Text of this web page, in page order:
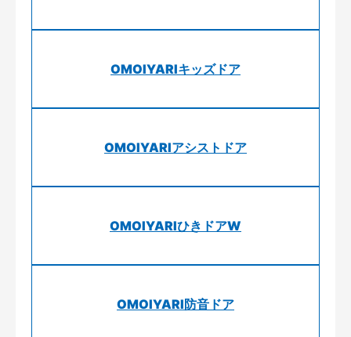
OMOIYARIキッズドア
OMOIYARIアシストドア
OMOIYARIひきドアW
OMOIYARI防音ドア